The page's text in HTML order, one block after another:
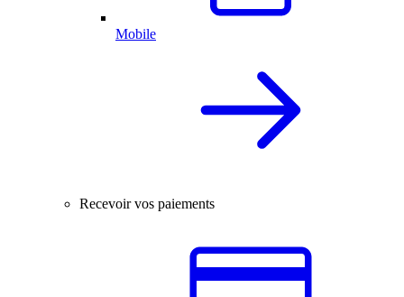
Mobile
Recevoir vos paiements